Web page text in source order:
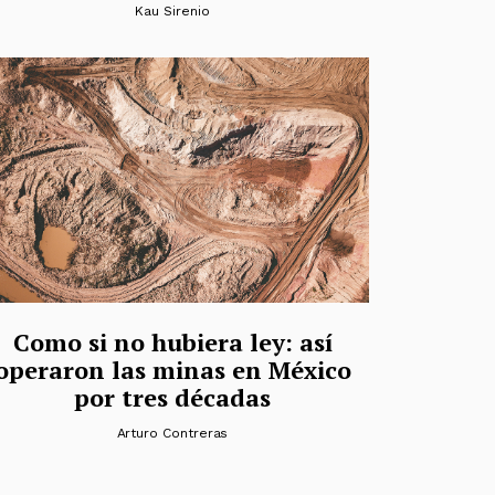
Kau Sirenio
Como si no hubiera ley: así
las minas en México
por tres décadas
Arturo Contreras